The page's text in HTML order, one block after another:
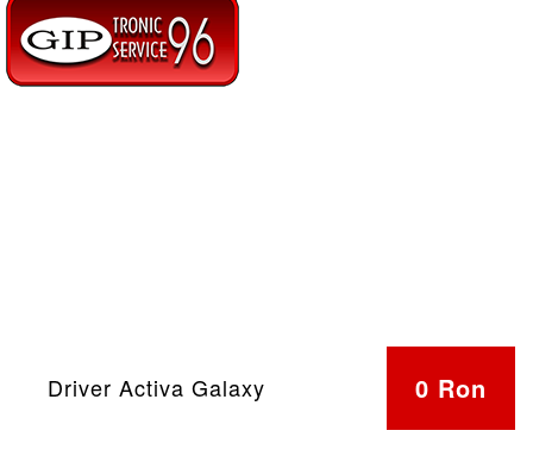
Driver Activa Galaxy 0 Ron